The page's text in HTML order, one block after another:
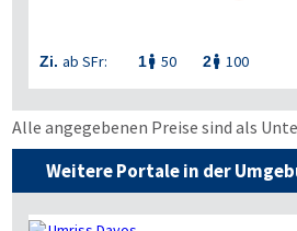
Zi. ab SFr: 1 50 2 100
Alle angegebenen Preise sind als
Weitere Portale in der